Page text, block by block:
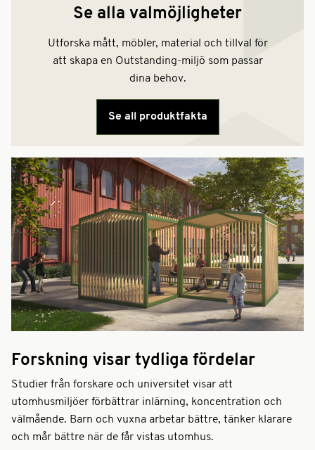
Se alla valmöjligheter
Utforska mått, möbler, material och tillval för
att skapa en Outstanding-miljö som passar
dina behov.
Se all produktfakta
Forskning visar tydliga fördelar
Studier från forskare och universitet visar att
utomhusmiljöer förbättrar inlärning, koncentration och
välmående. Barn och vuxna arbetar bättre, tänker klarare
och mår bättre när de får vistas utomhus.